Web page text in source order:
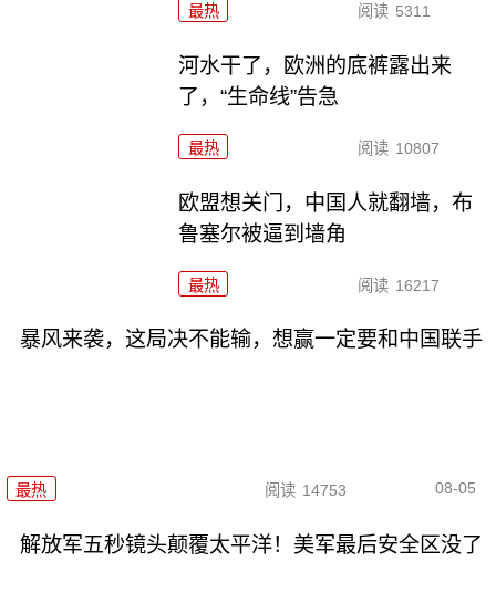
最热 阅读 5311
河水干了，欧洲的底裤露出来
了，“生命线”告急
最热 阅读 10807
欧盟想关门，中国人就翻墙，布
鲁塞尔被逼到墙角
最热 阅读 16217
暴风来袭，这局决不能输，想赢一定要和中国联手
最热 阅读 14753 08-05
解放军五秒镜头颠覆太平洋！美军最后安全区没了